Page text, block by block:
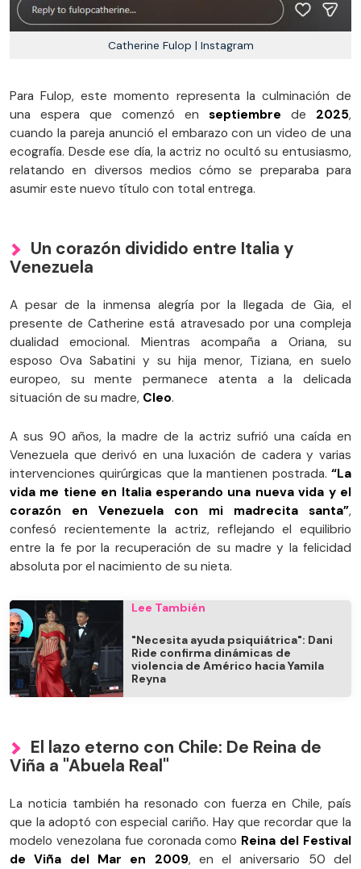
Catherine Fulop | Instagram
Para Fulop, este momento representa la culminación de
una espera que comenzó en septiembre de 2025,
cuando la pareja anunció el embarazo con un video de una
ecografía. Desde ese día, la actriz no ocultó su entusiasmo,
relatando en diversos medios cómo se preparaba para
asumir este nuevo título con total entrega.
Un corazón dividido entre Italia y
Venezuela
A pesar de la inmensa alegría por la llegada de Gia, el
presente de Catherine está atravesado por una compleja
dualidad emocional. Mientras acompaña a Oriana, su
esposo Ova Sabatini y su hija menor, Tiziana, en suelo
europeo, su mente permanece atenta a la delicada
situación de su madre, Cleo.
A sus 90 años, la madre de la actriz sufrió una caída en
Venezuela que derivó en una luxación de cadera y varias
intervenciones quirúrgicas que la mantienen postrada. “La
vida me tiene en Italia esperando una nueva vida y el
corazón en Venezuela con mi madrecita santa”,
confesó recientemente la actriz, reflejando el equilibrio
entre la fe por la recuperación de su madre y la felicidad
absoluta por el nacimiento de su nieta.
Lee También
"Necesita ayuda psiquiátrica": Dani
Ride confirma dinámicas de
violencia de Américo hacia Yamila
Reyna
El lazo eterno con Chile: De Reina de
Viña a "Abuela Real"
La noticia también ha resonado con fuerza en Chile, país
que la adoptó con especial cariño. Hay que recordar que la
modelo venezolana fue coronada como Reina del Festival
de Viña del Mar en 2009, en el aniversario 50 del